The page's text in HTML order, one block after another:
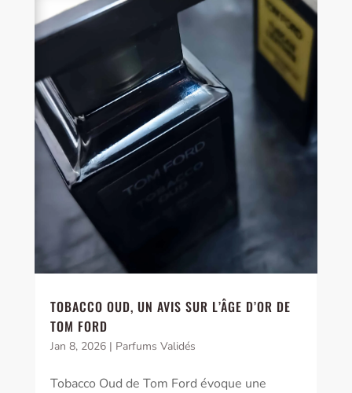
TOBACCO OUD, UN AVIS SUR L’ÂGE D’OR DE
TOM FORD
Jan 8, 2026| Parfums Validés
Tobacco Oud de Tom Ford évoque une